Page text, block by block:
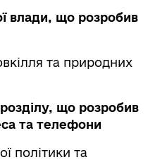
влади, що розробив
та природних
що розробив
та телефони
політики та